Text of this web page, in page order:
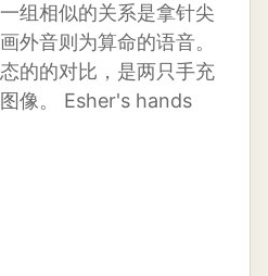
组相似的关系是拿针尖
外音则为算命的语音。
的的对比，是两只手充
像。 Esher's hands